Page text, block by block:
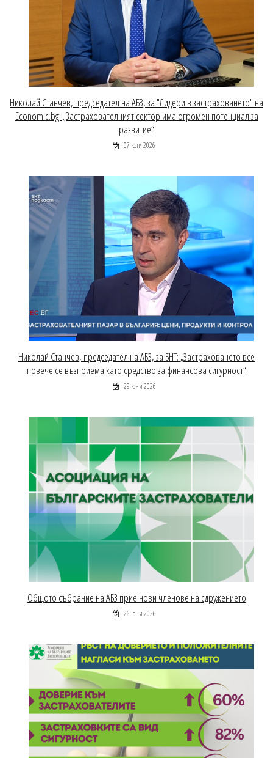
Николай Станчев, председател на АБЗ, за "Лидери в застраховането" на
Economic.bg: „Застрахователният сектор има огромен потенциал за
развитие“
07 юли 2026
Николай Станчев, председател на АБЗ, за БНТ: „Застраховането все
повече се възприема като средство за финансова сигурност“
29 юни 2026
Общото събрание на АБЗ прие нови членове на сдружението
26 юни 2026